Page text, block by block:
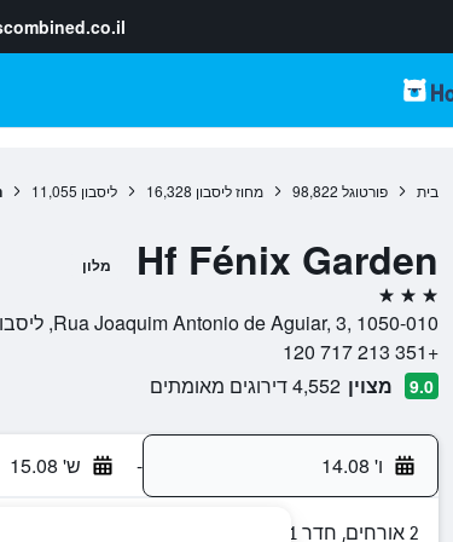
בית פורטוגל 98,822 מחוז ליסבון 16,328 ליסבון 11,055
Hf Fénix Garden מלון
3 כוכבים
Rua Joaquim Antonio de Aguiar, 3, 1050-010, ליסבון, מחוז ליסבון, פורטוגל
+351 213 717 120
9.0 מצוין 4,552 דירוגים מאומתים
ו' 14.08 - ש' 15.08
2 אורחים, חדר 1